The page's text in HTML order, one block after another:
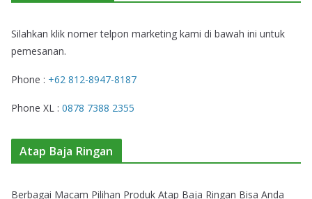
Silahkan klik nomer telpon marketing kami di bawah ini untuk
pemesanan.
Phone : +62 812-8947-8187
Phone XL : 0878 7388 2355
Atap Baja Ringan
Berbagai Macam Pilihan Produk Atap Baja Ringan Bisa Anda